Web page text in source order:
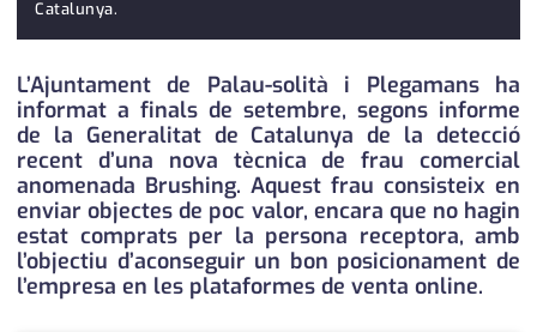
serveis
societat
successos
urbanisme
editorial
Catalunya.
L’Ajuntament de Palau-solità i Plegamans ha
informat a finals de setembre, segons informe
de la Generalitat de Catalunya de la detecció
recent d’una nova tècnica de frau comercial
anomenada Brushing. Aquest frau consisteix en
enviar objectes de poc valor, encara que no hagin
estat comprats per la persona receptora, amb
l’objectiu d’aconseguir un bon posicionament de
l’empresa en les plataformes de venta online.